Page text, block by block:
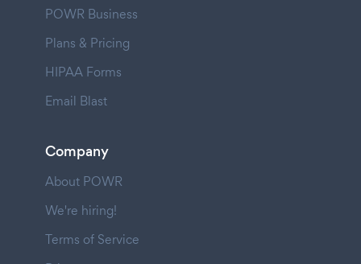
POWR Business
Plans & Pricing
HIPAA Forms
Email Blast
Company
About POWR
We're hiring!
Terms of Service